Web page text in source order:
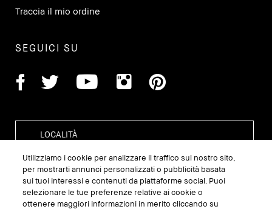
Traccia il mio ordine
SEGUICI SU
GESTISCI I COOKIE DEL SITO
TERMINI E CONDIZIONI
Utilizziamo i cookie per analizzare il traffico sul nostro sito,
per mostrarti annunci personalizzati o pubblicità basata
sui tuoi interessi e contenuti da piattaforme social. Puoi
selezionare le tue preferenze relative ai cookie o
ottenere maggiori informazioni in merito cliccando su